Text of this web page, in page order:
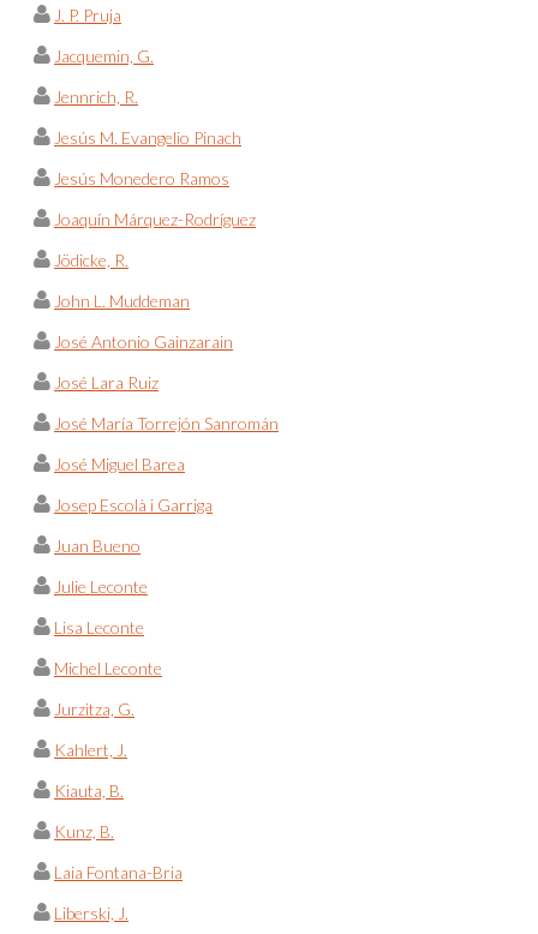
J. P. Pruja
Jacquemin, G.
Jennrich, R.
Jesús M. Evangelio Pinach
Jesús Monedero Ramos
Joaquín Márquez-Rodríguez
Jödicke, R.
John L. Muddeman
José Antonio Gainzarain
José Lara Ruiz
José María Torrejón Sanromán
José Miguel Barea
Josep Escolà i Garriga
Juan Bueno
Julie Leconte
Lisa Leconte
Michel Leconte
Jurzitza, G.
Kahlert, J.
Kiauta, B.
Kunz, B.
Laia Fontana-Bria
Liberski, J.